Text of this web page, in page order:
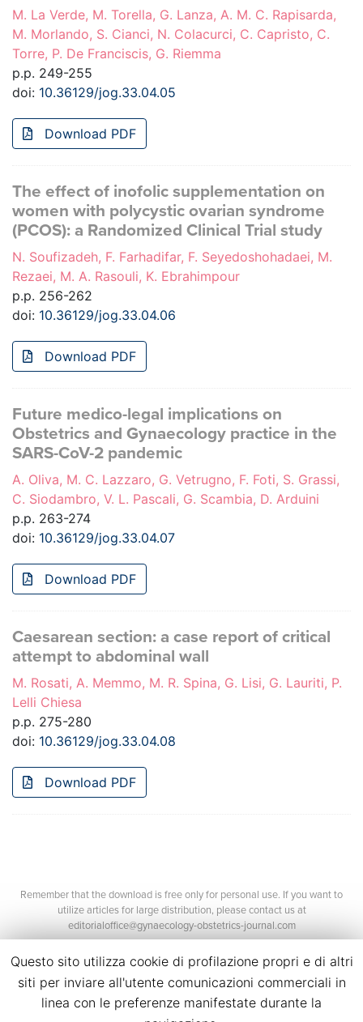
M. La Verde, M. Torella, G. Lanza, A. M. C. Rapisarda,
M. Morlando, S. Cianci, N. Colacurci, C. Capristo, C.
Torre, P. De Franciscis, G. Riemma
p.p. 249-255
doi: 10.36129/jog.33.04.05
Download PDF
The effect of inofolic supplementation on
women with polycystic ovarian syndrome
(PCOS): a Randomized Clinical Trial study
N. Soufizadeh, F. Farhadifar, F. Seyedoshohadaei, M.
Rezaei, M. A. Rasouli, K. Ebrahimpour
p.p. 256-262
doi: 10.36129/jog.33.04.06
Download PDF
Future medico-legal implications on
Obstetrics and Gynaecology practice in the
SARS-CoV-2 pandemic
A. Oliva, M. C. Lazzaro, G. Vetrugno, F. Foti, S. Grassi,
C. Siodambro, V. L. Pascali, G. Scambia, D. Arduini
p.p. 263-274
doi: 10.36129/jog.33.04.07
Download PDF
Caesarean section: a case report of critical
attempt to abdominal wall
M. Rosati, A. Memmo, M. R. Spina, G. Lisi, G. Lauriti, P.
Lelli Chiesa
p.p. 275-280
doi: 10.36129/jog.33.04.08
Download PDF
Remember that the download is free only for personal use. If you want to
utilize articles for large distribution, please contact us at
editorialoffice@gynaecology-obstetrics-journal.com
Questo sito utilizza cookie di profilazione propri e di altri
siti per inviare all'utente comunicazioni commerciali in
linea con le preferenze manifestate durante la